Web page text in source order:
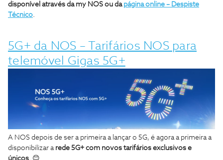
disponível através da my NOS ou da página online – Despiste
Técnico.
5G+ da NOS – Tarifários NOS para
telemóvel Gigas 5G+
A NOS depois de ser a primeira a lançar o 5G, é agora a primeira a
disponibilizar a rede 5G+ com novos tarifários exclusivos e
únicos . 😊